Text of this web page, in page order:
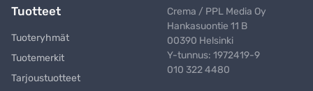
Tuotteet
Tuoteryhmät
Tuotemerkit
Tarjoustuotteet
Crema / PPL Media Oy
Hankasuontie 11 B
00390 Helsinki
Y-tunnus: 1972419-9
010 322 4480